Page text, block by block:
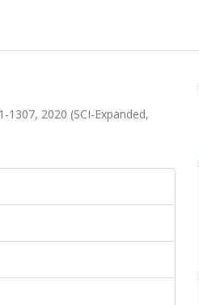
1307, 2020 (SCI-Expanded,